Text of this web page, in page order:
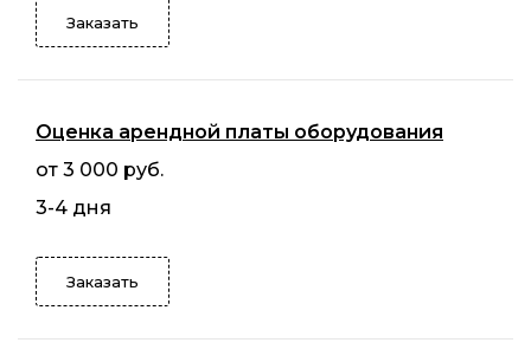
Заказать
Оценка арендной платы оборудования
от 3 000 руб.
3-4 дня
Заказать